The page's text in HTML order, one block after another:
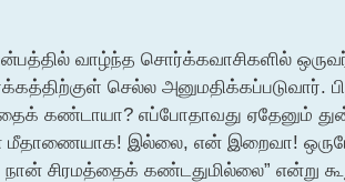
வாழ்ந்த சொர்க்கவாசிகளில்
செல்ல அனுமதிக்கப்படுவார்.
கண்டாயா? எப்போதாவது ஏதேனும்
மீதாணையாக! இல்லை, என் இறைவா!
சிரமத்தைக் கண்டதுமில்லை” என்று